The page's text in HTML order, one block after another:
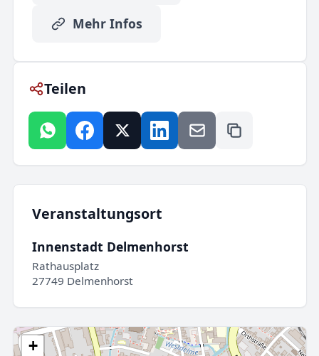
Mehr Infos
Teilen
Veranstaltungsort
Innenstadt Delmenhorst
Rathausplatz
27749 Delmenhorst
+